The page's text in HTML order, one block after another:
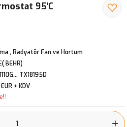
95'C
, Radyatör Fan ve Hortum
BEHR)
TX18195D
+ KDV